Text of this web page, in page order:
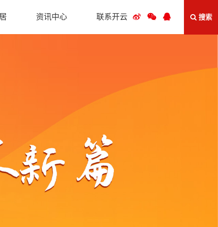
搜索
资讯中心 联系开云